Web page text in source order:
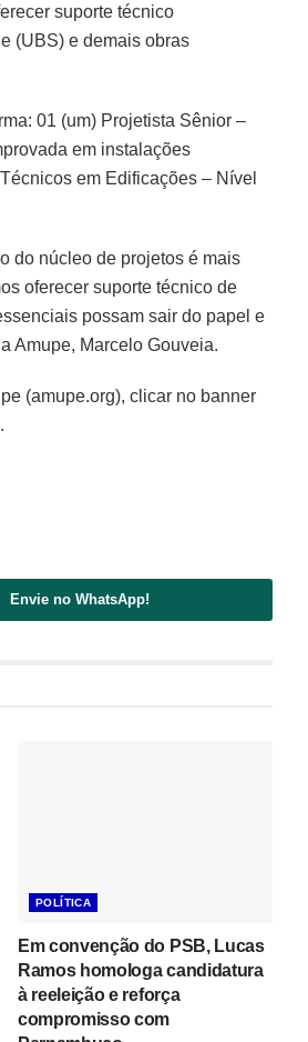
suporte técnico
(UBS) e demais obras
01 (um) Projetista Sênior –
em instalações
em Edificações – Nível
do núcleo de projetos é mais
oferecer suporte técnico de
possam sair do papel e
Amupe, Marcelo Gouveia.
(amupe.org), clicar no banner
Envie no WhatsApp!
POLÍTICA
Em convenção do PSB, Lucas
Ramos homologa candidatura
à reeleição e reforça
compromisso com